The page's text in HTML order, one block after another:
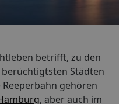
betrifft, zu den
Städten
gehören
, aber auch im